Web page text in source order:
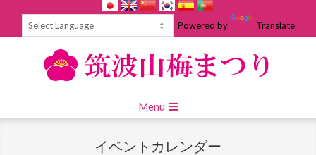
Powered by Translate
Navigation
Menu
イベントカレンダー